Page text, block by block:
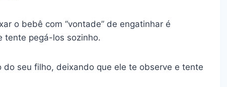
o bebê com “vontade” de engatinhar é
tente pegá-los sozinho.
seu filho, deixando que ele te observe e tente